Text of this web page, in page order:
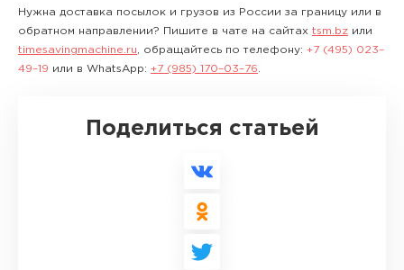
Нужна доставка посылок и грузов из России за границу или в
обратном направлении? Пишите в чате на сайтах tsm.bz или
timesavingmachine.ru , обращайтесь по телефону: +7 (495) 023–
49–19 или в WhatsApp: +7 (985) 170–03–76
Поделиться статьей